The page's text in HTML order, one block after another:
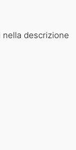
descrizione